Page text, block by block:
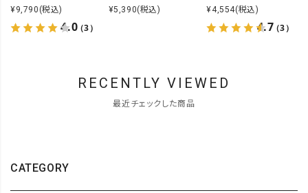
¥9,790 (税込)
4.0（3）
¥5,390(税込) ¥4,554(税込)
4.7（3）
RECENTLY VIEWED
最近チェックした商品
CATEGORY